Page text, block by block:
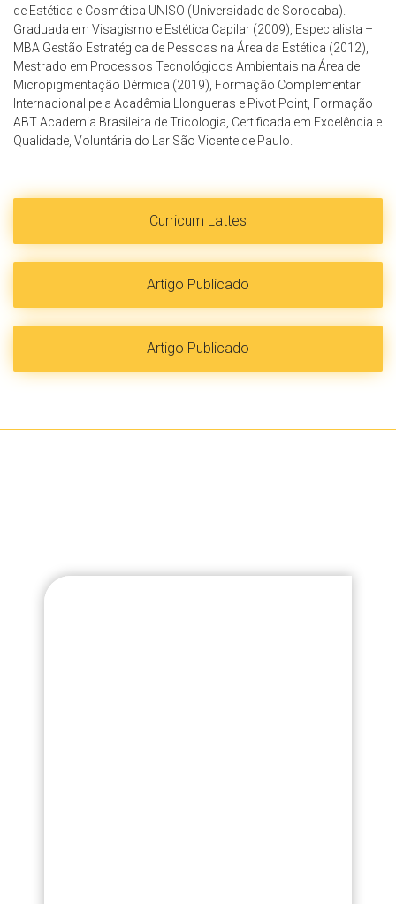
de Estética e Cosmética UNISO (Universidade de Sorocaba).
Graduada em Visagismo e Estética Capilar (2009), Especialista –
MBA Gestão Estratégica de Pessoas na Área da Estética (2012),
Mestrado em Processos Tecnológicos Ambientais na Área de
Micropigmentação Dérmica (2019), Formação Complementar
Internacional pela Acadêmia Llongueras e Pivot Point, Formação
ABT Academia Brasileira de Tricologia, Certificada em Excelência e
Qualidade, Voluntária do Lar São Vicente de Paulo.
Curricum Lattes
Artigo Publicado
Artigo Publicado